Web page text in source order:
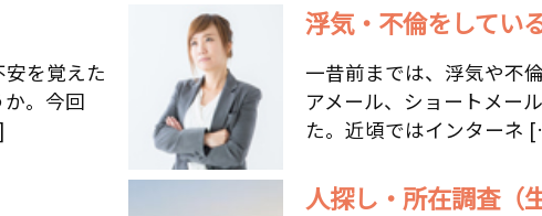
を覚えた
。今回
浮気・不倫をしてい
一昔前までは、浮気や不
アメール、ショートメー
た。近頃ではインターネ
人探し・所在調査（